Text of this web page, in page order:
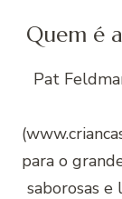
Quem é
Pat
para o
saborosas